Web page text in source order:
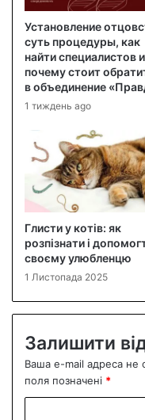
Установление
суть процедуры, как
найти специалистов и
почему стоит
в объединение
1 тиждень ago
Глисти у котів: як
розпізнати і
своєму улюбленцю
1 Листопада 2025
Залишити
Ваша e-mail адреса не
поля позначені *